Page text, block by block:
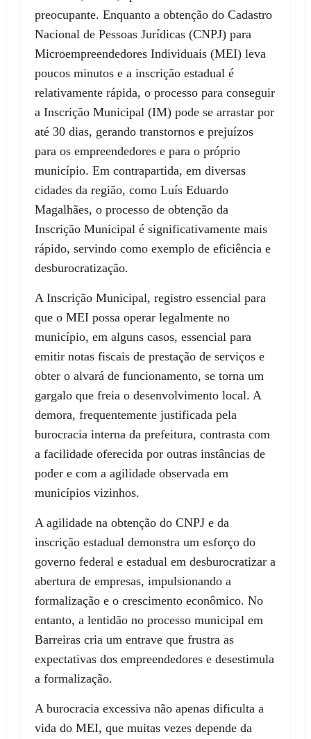
preocupante. Enquanto a obtenção do Cadastro
Nacional de Pessoas Jurídicas (CNPJ) para
Microempreendedores Individuais (MEI) leva
poucos minutos e a inscrição estadual é
relativamente rápida, o processo para conseguir
a Inscrição Municipal (IM) pode se arrastar por
até 30 dias, gerando transtornos e prejuízos
para os empreendedores e para o próprio
município. Em contrapartida, em diversas
cidades da região, como Luís Eduardo
Magalhães, o processo de obtenção da
Inscrição Municipal é significativamente mais
rápido, servindo como exemplo de eficiência e
desburocratização.
A Inscrição Municipal, registro essencial para
que o MEI possa operar legalmente no
município, em alguns casos, essencial para
emitir notas fiscais de prestação de serviços e
obter o alvará de funcionamento, se torna um
gargalo que freia o desenvolvimento local. A
demora, frequentemente justificada pela
burocracia interna da prefeitura, contrasta com
a facilidade oferecida por outras instâncias de
poder e com a agilidade observada em
municípios vizinhos.
A agilidade na obtenção do CNPJ e da
inscrição estadual demonstra um esforço do
governo federal e estadual em desburocratizar a
abertura de empresas, impulsionando a
formalização e o crescimento econômico. No
entanto, a lentidão no processo municipal em
Barreiras cria um entrave que frustra as
expectativas dos empreendedores e desestimula
a formalização.
A burocracia excessiva não apenas dificulta a
vida do MEI, que muitas vezes depende da